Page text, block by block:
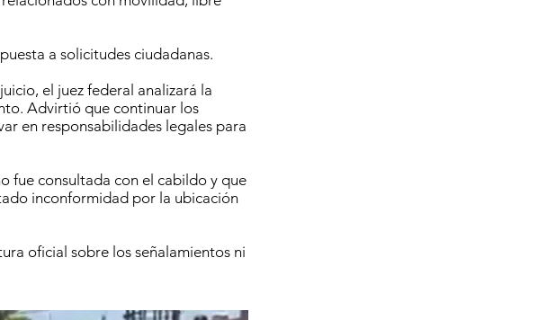
a solicitudes ciudadanas.
el juez federal analizará la
Advirtió que continuar los
en responsabilidades legales para
fue consultada con el cabildo y que
inconformidad por la ubicación
oficial sobre los señalamientos ni